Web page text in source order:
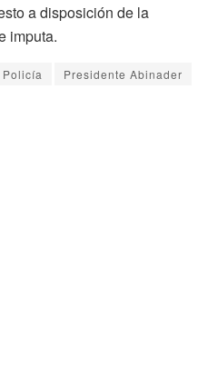
a disposición de la
imputa.
Policía Presidente Abinader